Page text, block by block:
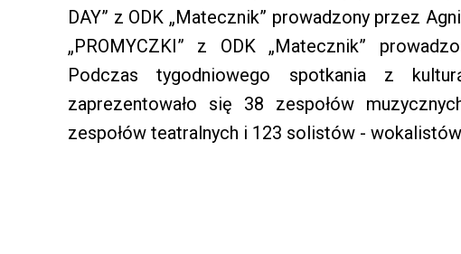
DAY” z ODK „Matecznik” prowadzony przez
„PROMYCZKI” z ODK „Matecznik”
Podczas tygodniowego spotkania z
zaprezentowało się 38 zespołów
zespołów teatralnych i 123 solistów -